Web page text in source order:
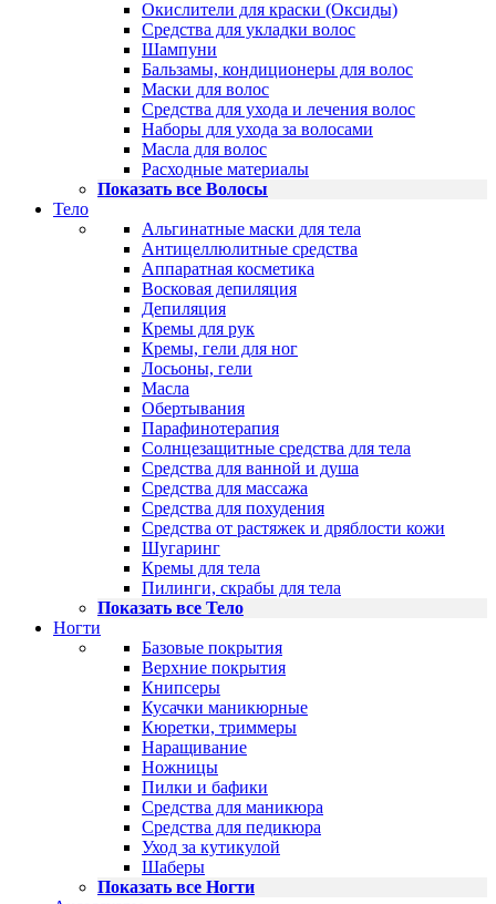
Окислители для краски (Оксиды)
Средства для укладки волос
Шампуни
Бальзамы, кондиционеры для волос
Маски для волос
Средства для ухода и лечения волос
Наборы для ухода за волосами
Масла для волос
Расходные материалы
Показать все Волосы
Тело
Альгинатные маски для тела
Антицеллюлитные средства
Аппаратная косметика
Восковая депиляция
Депиляция
Кремы для рук
Кремы, гели для ног
Лосьоны, гели
Масла
Обертывания
Парафинотерапия
Солнцезащитные средства для тела
Средства для ванной и душа
Средства для массажа
Средства для похудения
Средства от растяжек и дряблости кожи
Шугаринг
Кремы для тела
Пилинги, скрабы для тела
Показать все Тело
Ногти
Базовые покрытия
Верхние покрытия
Книпсеры
Кусачки маникюрные
Кюретки, триммеры
Наращивание
Ножницы
Пилки и бафики
Средства для маникюра
Средства для педикюра
Уход за кутикулой
Шаберы
Показать все Ногти